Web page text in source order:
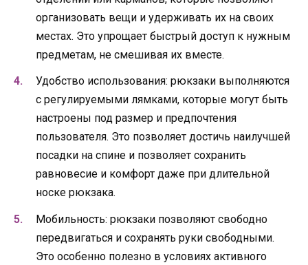
организовать вещи и удерживать их на своих
местах. Это упрощает быстрый доступ к нужным
предметам, не смешивая их вместе.
Удобство использования: рюкзаки выполняются
с регулируемыми лямками, которые могут быть
настроены под размер и предпочтения
пользователя. Это позволяет достичь наилучшей
посадки на спине и позволяет сохранить
равновесие и комфорт даже при длительной
носке рюкзака.
Мобильность: рюкзаки позволяют свободно
передвигаться и сохранять руки свободными.
Это особенно полезно в условиях активного